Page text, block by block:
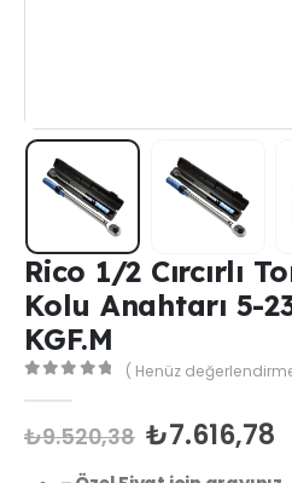
Rico 1/2 Cırcırlı
Kolu Anahtarı 5-
KGF.M
( Henüz
₺9.520,38 ₺7.616,78